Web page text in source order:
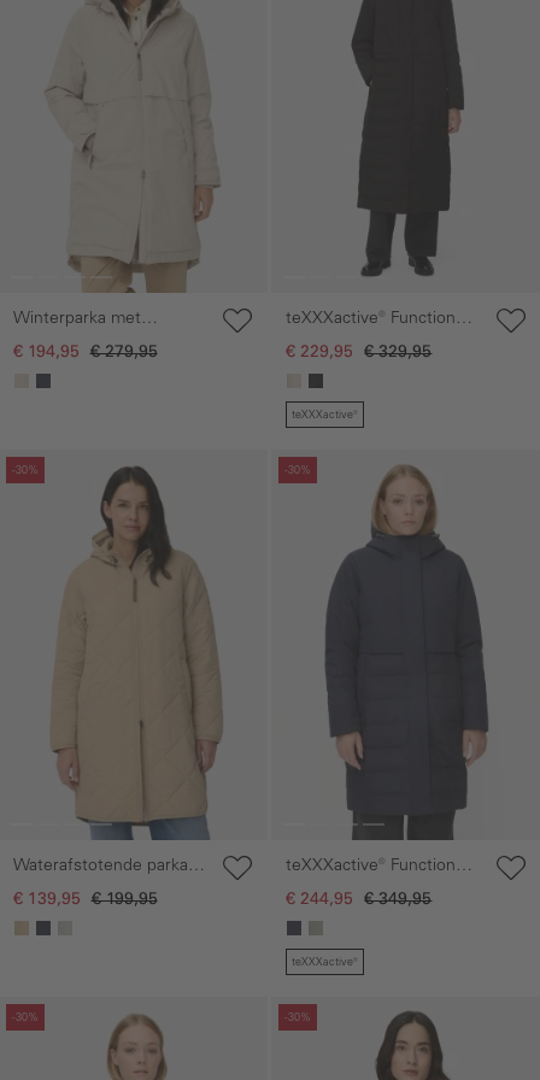
Winterparka met
capuchon
€ 194,95 € 279,95
teXXXactive® Functionele
parka met reflecterende
€ 229,95 € 329,95
teXXXactive®
-30%
overslaan
Waterafstotende parka
met tweewegritssluiting
€ 139,95 € 199,95
-30%
Galerie overslaan
teXXXactive® Functional
parka met capuchon
€ 244,95 € 349,95
teXXXactive®
-30%
overslaan
-30%
Galerie overslaan